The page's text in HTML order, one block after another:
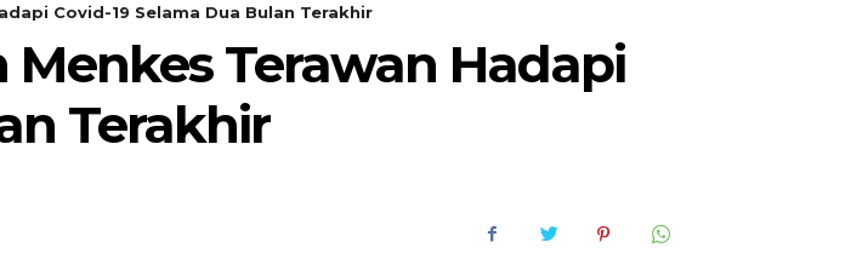
Covid-19 Selama Dua Bulan Terakhir
Terawan Hadapi
Terakhir